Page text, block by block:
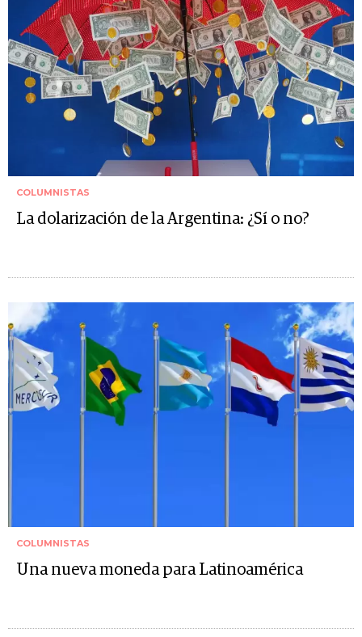
COLUMNISTAS
La dolarización de la Argentina: ¿Sí o no?
COLUMNISTAS
Una nueva moneda para Latinoamérica